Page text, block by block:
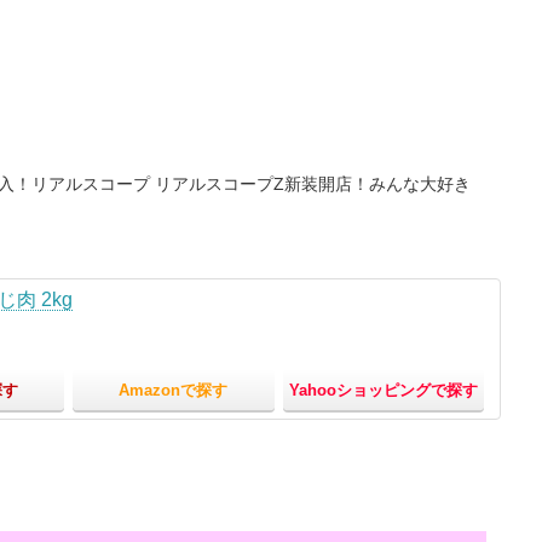
リアルスコープ リアルスコープZ新装開店！みんな大好き
肉 2kg
Amazonで探す Yahooショッピングで探す